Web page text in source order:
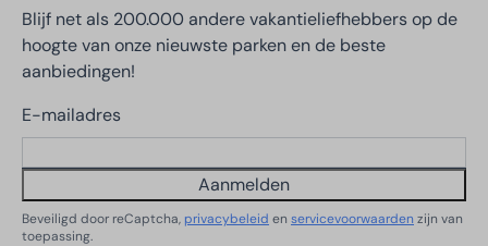
Blijf net als 200.000 andere vakantieliefhebbers op de
hoogte van onze nieuwste parken en de beste
aanbiedingen!
E-mailadres
Aanmelden
Beveiligd door reCaptcha, privacybeleid en servicevoorwaarden zijn van
toepassing.